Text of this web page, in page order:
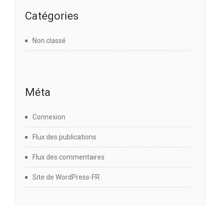
Catégories
Non classé
Méta
Connexion
Flux des publications
Flux des commentaires
Site de WordPress-FR